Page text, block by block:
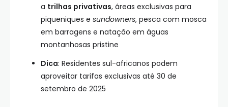
a trilhas privativas, áreas exclusivas para
piqueniques e sundowners, pesca com mosca
em barragens e natação em águas
montanhosas pristine
Dica: Residentes sul-africanos podem
aproveitar tarifas exclusivas até 30 de
setembro de 2025